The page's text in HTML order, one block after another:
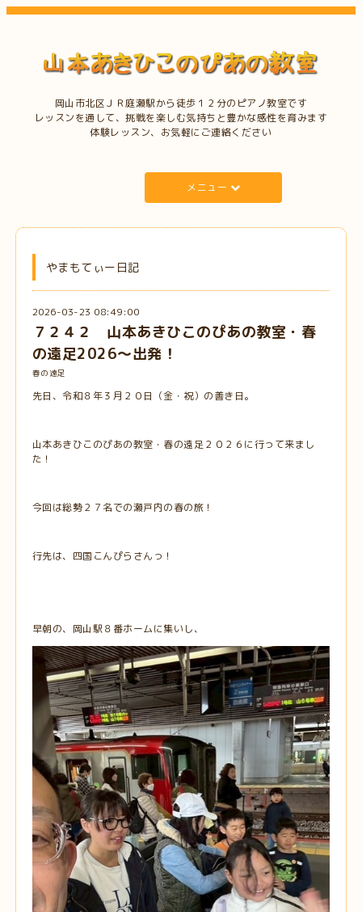
岡山市北区ＪＲ庭瀬駅から徒歩１２分のピアノ教室です
レッスンを通して、挑戦を楽しむ気持ちと豊かな感性を育みます
体験レッスン、お気軽にご連絡ください
メニュー
やまもてぃー日記
2026-03-23 08:49:00
７２４２ 山本あきひこのぴあの教室・春
の遠足2026～出発！
春の遠足
先日、令和８年３月２０日（金・祝）の善き日。
山本あきひこのぴあの教室・春の遠足２０２６に行って来まし
た！
今回は総勢２７名での瀬戸内の春の旅！
行先は、四国こんぴらさんっ！
早朝の、岡山駅８番ホームに集いし、